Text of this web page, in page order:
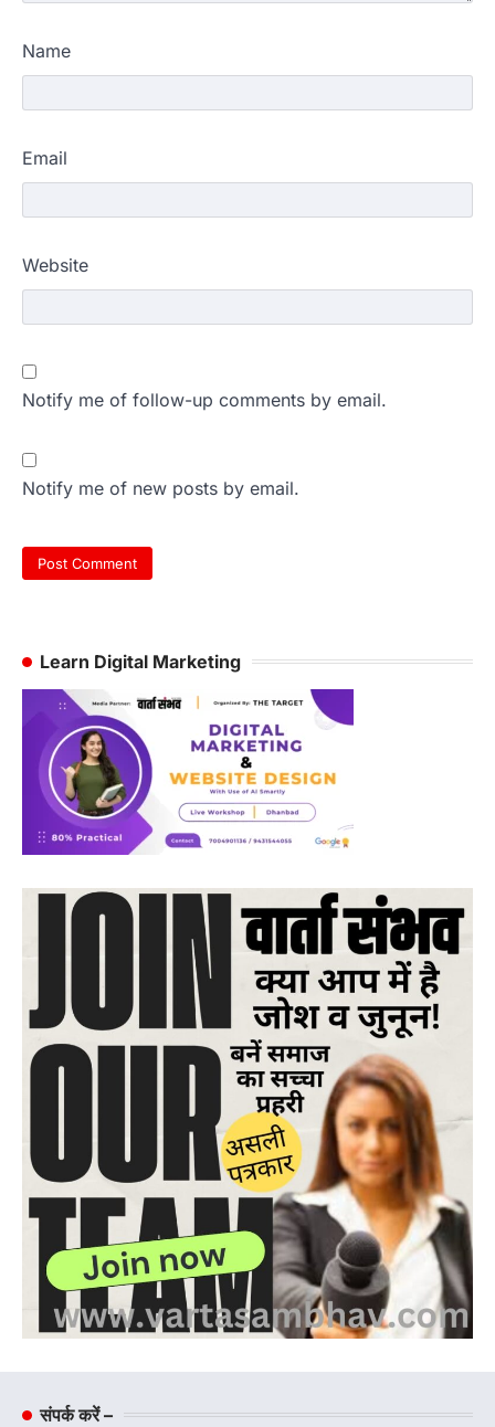
Name
Email
Website
Notify me of follow-up comments by email.
Notify me of new posts by email.
Learn Digital Marketing
संपर्क करें –